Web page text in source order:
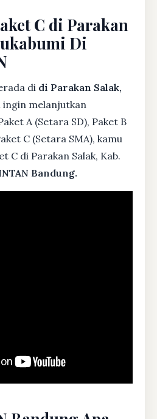
C di Parakan
Di
di di Parakan Salak,
ingin melanjutkan
A (Setara SD), Paket B
C (Setara SMA), kamu
C di Parakan Salak, Kab.
Bandung.